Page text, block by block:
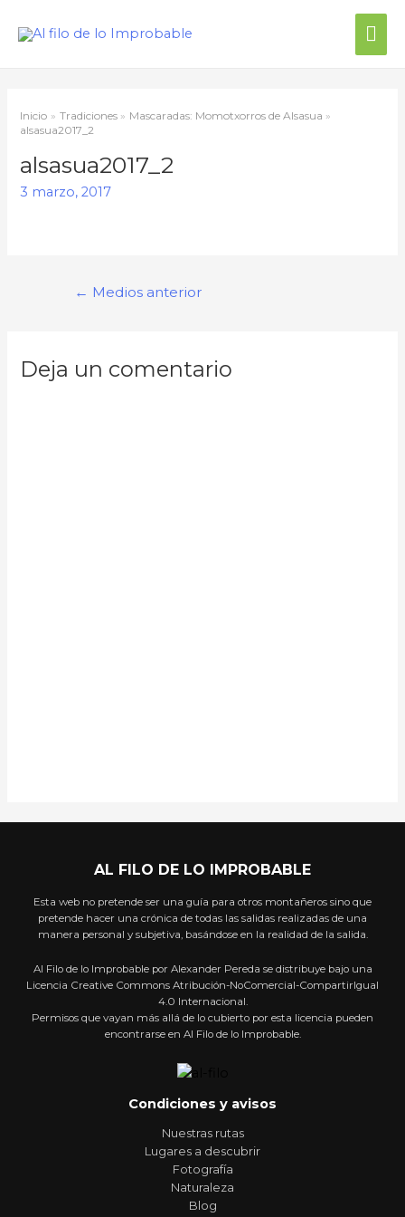
Inicio Tradiciones
Mascaradas: Momotxorros de Alsasua
alsasua2017_2
alsasua2017_2
3 marzo, 2017
← Medios anterior
Deja un comentario
AL FILO DE LO IMPROBABLE
Esta web no pretende ser una guía para otros montañeros sino que
pretende hacer una crónica de todas las salidas realizadas de una
manera personal y subjetiva, basándose en la realidad de la salida.
Al Filo de lo Improbable por Alexander Pereda se distribuye bajo una
Licencia Creative Commons Atribución-NoComercial-CompartirIgual
4.0 Internacional.
Permisos que vayan más allá de lo cubierto por esta licencia pueden
encontrarse en Al Filo de lo Improbable.
Condiciones y avisos
Nuestras rutas
Lugares a descubrir
Fotografía
Naturaleza
Blog